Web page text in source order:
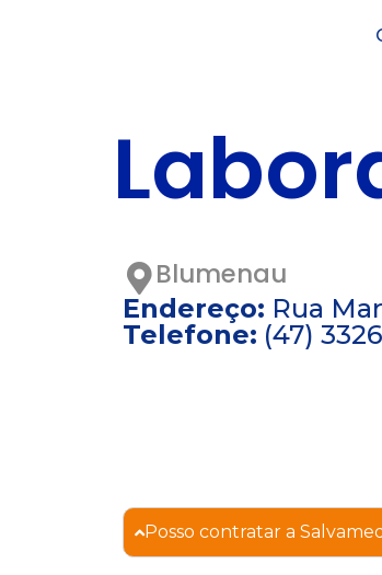
Blumenau
Endereço: Rua
Telefone: (47)
Posso contratar a